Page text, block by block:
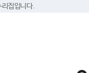
리집입니다.